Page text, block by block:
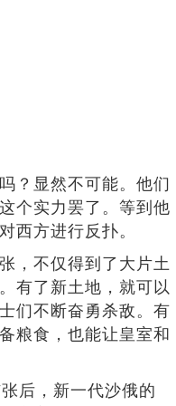
？显然不可能。他们
个实力罢了。等到他
西方进行反扑。
，不仅得到了大片土
有了新土地，就可以
们不断奋勇杀敌。有
粮食，也能让皇室和
后，新一代沙俄的